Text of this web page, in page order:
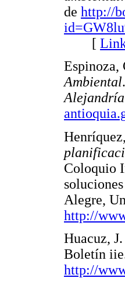
de http://
[
Espinoza,
Ambiental
Alejandría
Coloquio
Alegre,
http://
Huacuz,
Boletín
http://